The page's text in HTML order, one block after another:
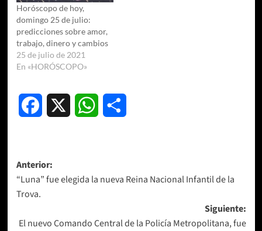
Horóscopo de hoy,
domingo 25 de julio:
predicciones sobre amor,
trabajo, dinero y cambios
25 de julio de 2021
En «HORÓSCOPO»
Facebook WhatsApp
Navegación
de
entradas
Anterior:
“Luna” fue elegida la nueva Reina Nacional Infantil de la
Trova.
Siguiente:
El nuevo Comando Central de la Policía Metropolitana, fue